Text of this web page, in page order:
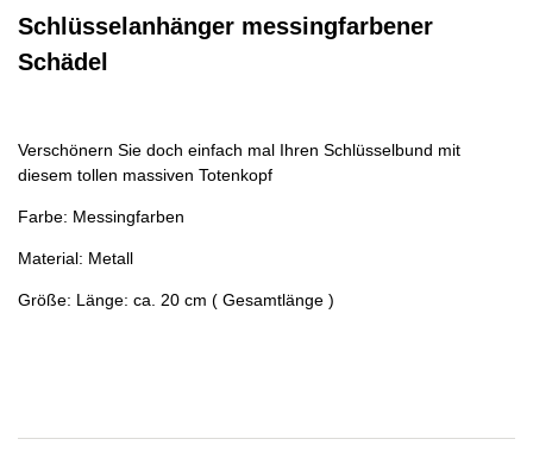
Schlüsselanhänger messingfarbener
Schädel
Verschönern Sie doch einfach mal Ihren Schlüsselbund mit
diesem tollen massiven Totenkopf
Farbe: Messingfarben
Material: Metall
Größe: Länge: ca. 20 cm ( Gesamtlänge )